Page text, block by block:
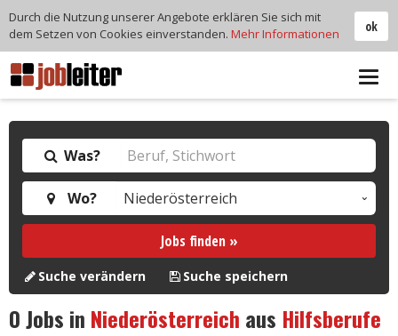
Was?
Wo?
Jobs finden »
Suche verändern Suche speichern
0Jobs in Niederösterreich aus Hilfsberufe
ok
Durch die Nutzung unserer Angebote erklären Sie sich mit
dem Setzen von Cookies einverstanden. Mehr Informationen